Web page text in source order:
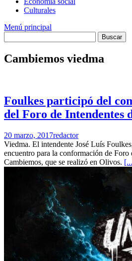
Culturales
Menú principal
Cambiemos viedma
Foulkes participó del
del Foro de Intendentes
20 marzo, 2017redactor
Viedma. El intendente José Luís
encuentro para la conformación de Foro
Cambiemos, que se realizó en Olivos.